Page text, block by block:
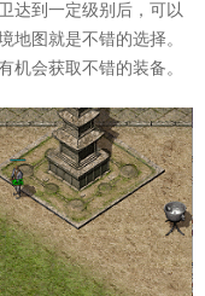
达到一定级别后，可以
地图就是不错的选择。
机会获取不错的装备。